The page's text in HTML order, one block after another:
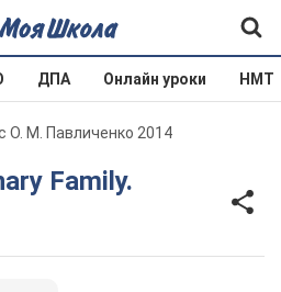
ДПА Онлайн уроки НМТ
О. М. Павличенко 2014